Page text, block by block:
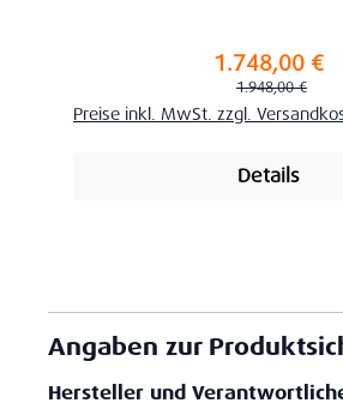
Verkaufspreis:1.748,00 €
Regulärer Preis:
1.948,00 €
Preise inkl. MwSt. zzgl.
Details
Angaben zur
Hersteller und